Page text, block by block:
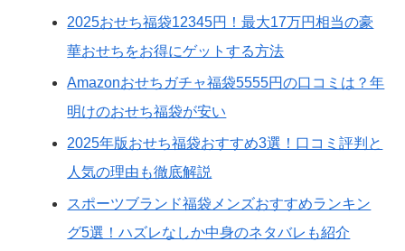
2025おせち福袋12345円！最大17万円相当の豪
華おせちをお得にゲットする方法
Amazonおせちガチャ福袋5555円の口コミは？年
明けのおせち福袋が安い
2025年版おせち福袋おすすめ3選！口コミ評判と
人気の理由も徹底解説
スポーツブランド福袋メンズおすすめランキン
グ5選！ハズレなしか中身のネタバレも紹介